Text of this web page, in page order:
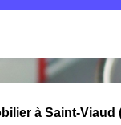
à Saint-Viaud